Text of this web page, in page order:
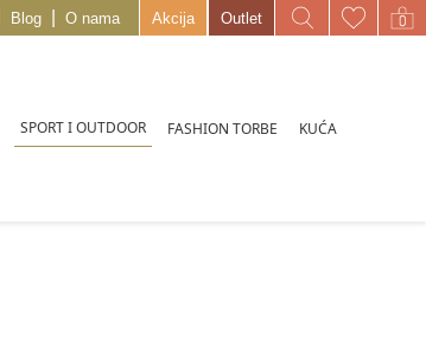
Blog O nama Akcija Outlet
SPORT I OUTDOOR FASHION TORBE KUĆA